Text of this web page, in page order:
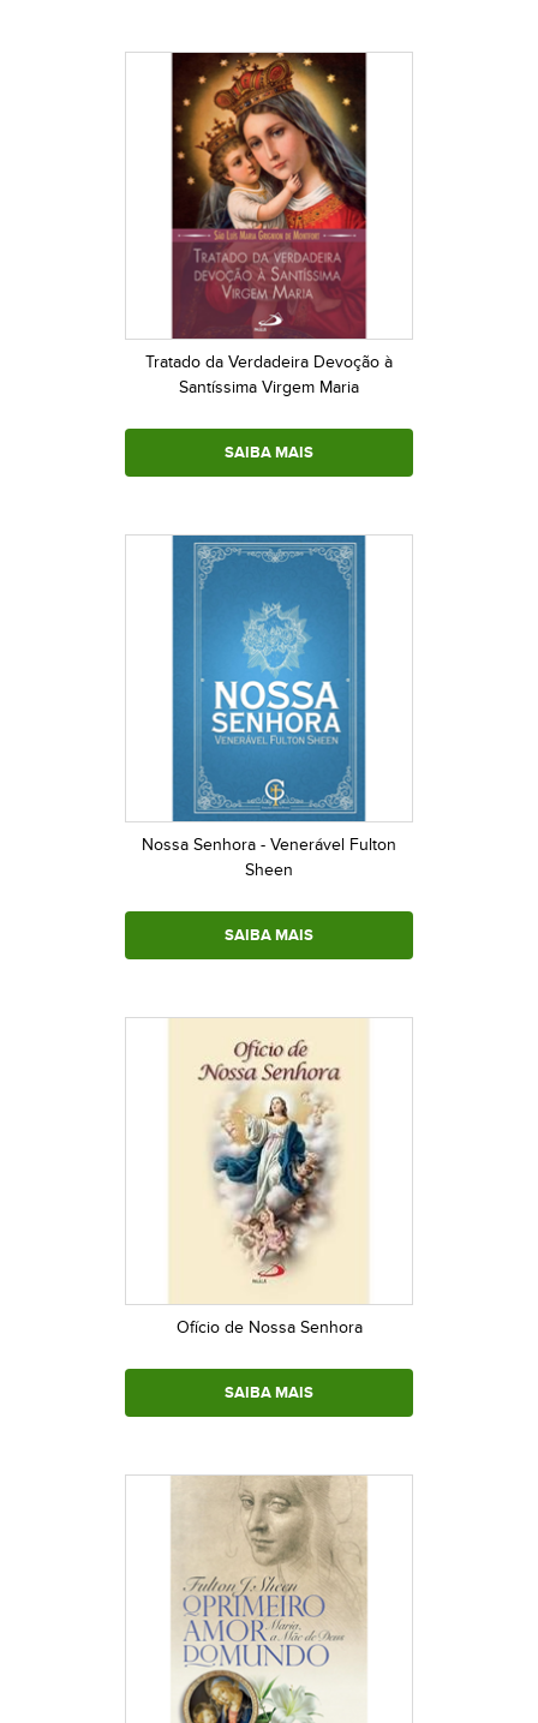
Tratado da Verdadeira Devoção à
Santíssima Virgem Maria
SAIBA MAIS
Nossa Senhora - Venerável Fulton
Sheen
SAIBA MAIS
Ofício de Nossa Senhora
SAIBA MAIS